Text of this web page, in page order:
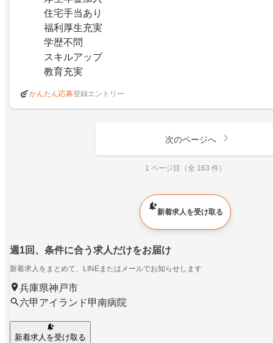
住宅手当あり
福利厚生充実
学歴不問
スキルアップ
教育充実
かんたん応募登録エントリー
次のページへ
1 ページ目（全 163 件）
新着求人を受け取る
週1回、条件に合う求人だけをお届け
新着求人をまとめて、LINEまたはメールでお知らせします
兵庫県神戸市
六甲アイランド甲南病院
新着求人を受け取る